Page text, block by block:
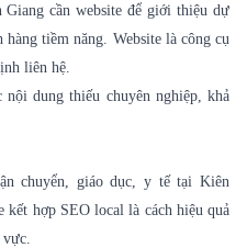
cần website để giới thiệu dự
tiềm năng. Website là công cụ
liên hệ.
dung thiếu chuyên nghiệp, khả
chuyển, giáo dục, y tế tại Kiên
kết hợp SEO local là cách hiệu quả